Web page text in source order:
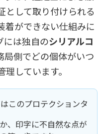
として取り付けられる
着ができない仕組みに
には独自のシリアルコ
局側でどの個体がいつ
しています。
このプロテクションタ
、印字に不自然な点が